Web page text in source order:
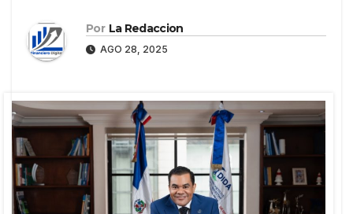
Por La Redaccion
AGO 28, 2025